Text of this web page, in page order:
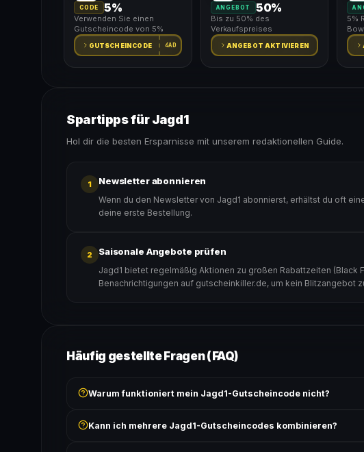
CODE 5%
Verwenden Sie einen
Gutscheincode von 5%
GUTSCHEINCODE 4AD
ANGEBOT 50%
Bis zu 50% des
Verkaufspreises
ANGEBOT AKTIVIEREN
5%
Spartipps für Jagd1
Hol dir die besten Ersparnisse mit unserem redaktionellen Guide.
1 Newsletter abonnieren
Wenn du den Newsletter von Jagd1 abonnierst, erhältst du oft
deine erste Bestellung.
2 Saisonale Angebote prüfen
Jagd1 bietet regelmäßig Aktionen zu großen Rabattzeiten (Black
Benachrichtigungen auf gutscheinkiller.de, um kein Blitzangebot
Häufig gestellte Fragen (FAQ)
Warum funktioniert mein Jagd1-Gutscheincode nicht?
Bedingungen findest du unter „Details".
Kann ich mehrere Jagd1-Gutscheincodes kombinieren?